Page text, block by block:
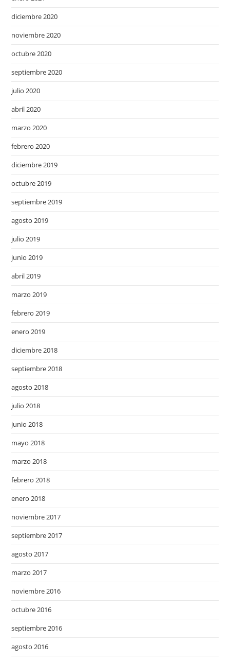
diciembre 2020
noviembre 2020
octubre 2020
septiembre 2020
julio 2020
abril 2020
marzo 2020
febrero 2020
diciembre 2019
octubre 2019
septiembre 2019
agosto 2019
julio 2019
junio 2019
abril 2019
marzo 2019
febrero 2019
enero 2019
diciembre 2018
septiembre 2018
agosto 2018
julio 2018
junio 2018
mayo 2018
marzo 2018
febrero 2018
enero 2018
noviembre 2017
septiembre 2017
agosto 2017
marzo 2017
noviembre 2016
octubre 2016
septiembre 2016
agosto 2016